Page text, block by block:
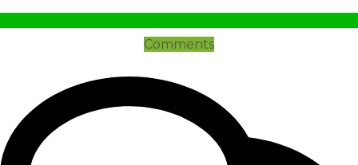
Comments